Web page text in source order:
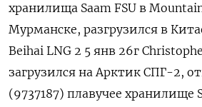
хранилища Saam FSU в
Мурманске, разгрузился в
Beihai LNG 2 5 янв 26г
загрузился на Арктик СПГ-2,
(9737187) плавучее хранилище